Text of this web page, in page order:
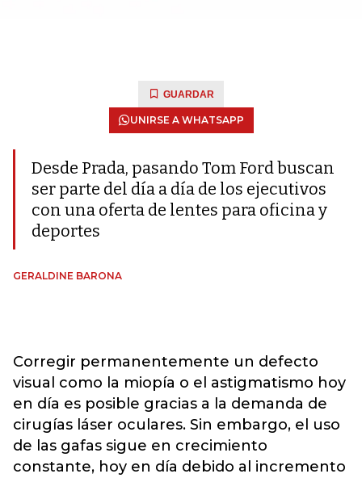
GUARDAR
UNIRSE A WHATSAPP
Desde Prada, pasando Tom Ford buscan
ser parte del día a día de los ejecutivos
con una oferta de lentes para oficina y
deportes
GERALDINE BARONA
Corregir permanentemente un defecto
visual como la miopía o el astigmatismo hoy
en día es posible gracias a la demanda de
cirugías láser oculares. Sin embargo, el uso
de las gafas sigue en crecimiento
constante, hoy en día debido al incremento